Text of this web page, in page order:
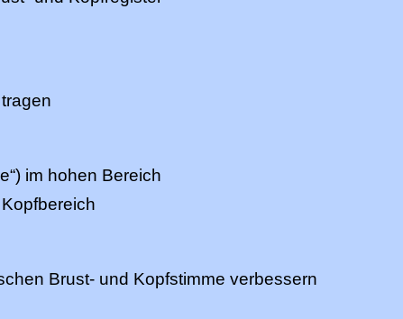
im hohen Bereich
Brust- und Kopfstimme verbessern